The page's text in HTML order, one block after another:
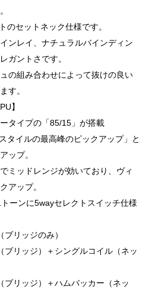
のセットネック仕様です。
ンレイ、ナチュラルバインディン
ガントさです。
の組み合わせによって抜けの良い
す。
】
タイプの「85/15」が搭載
タイルの最高峰のピックアップ」と
ップ。
ミッドレンジが効いており、ヴィ
アップ。
ーンに5wayセレクトスイッチ仕様
リッジのみ）
ブリッジ）＋シングルコイル（ネッ
ブリッジ）＋ハムバッカー（ネッ